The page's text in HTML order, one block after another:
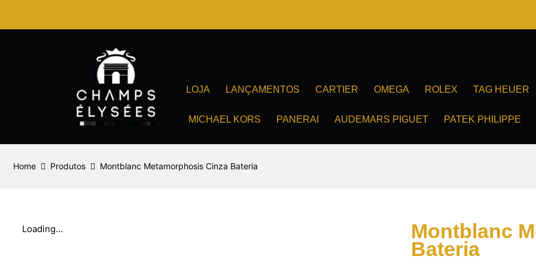
LOJA LANÇAMENTOS CARTIER OMEGA ROLEX TAG HEUER
MICHAEL KORS PANERAI AUDEMARS PIGUET PATEK PHILIPPE
Home Produtos Montblanc Metamorphosis Cinza Bateria
Loading... Montblanc
Bateria